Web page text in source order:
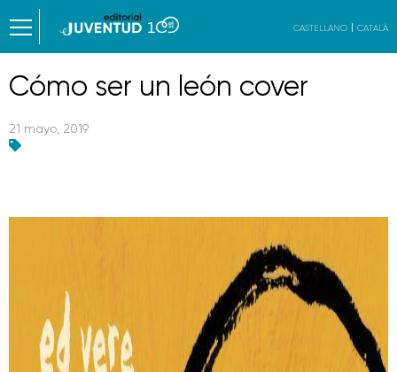
CASTELLANO CATALÀ
Cómo ser un león cover
21 mayo, 2019